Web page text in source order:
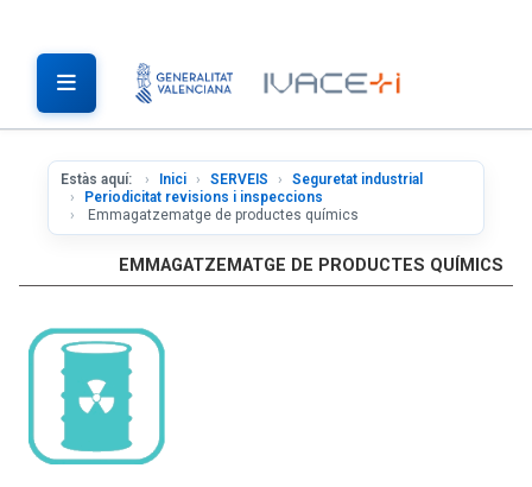
Estàs aquí: Inici SERVEIS
Seguretat industrial
Periodicitat revisions i inspeccions
Emmagatzematge de productes químics
EMMAGATZEMATGE DE PRODUCTES QUÍMICS